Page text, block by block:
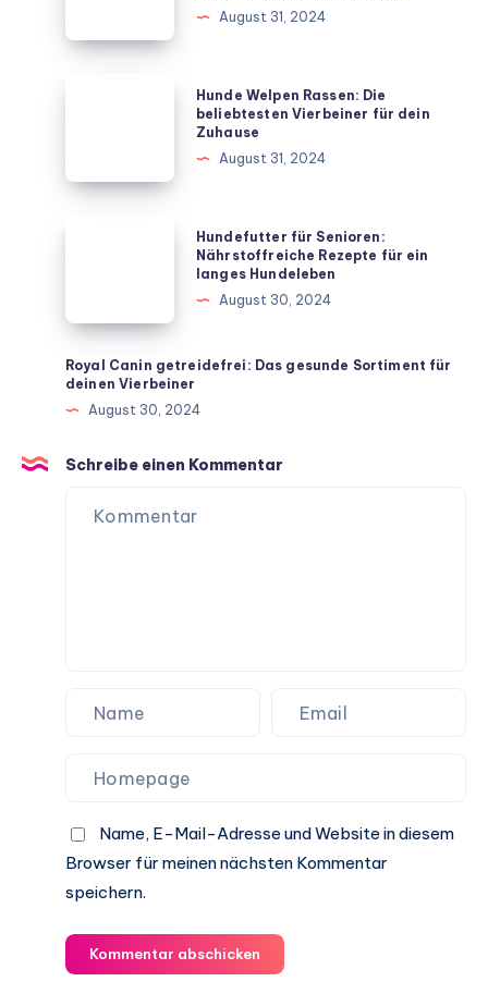
Hund
August 31, 2024
beliebtesten
Hunde Welpen Rassen: Die
beliebtesten Vierbeiner für dein
Zuhause
August 31, 2024
Rezepte
für
ein
langes
Hundefutter für Senioren:
Nährstoffreiche Rezepte für ein
langes Hundeleben
August 30, 2024
Royal Canin getreidefrei: Das gesunde Sortiment für
deinen Vierbeiner
August 30, 2024
Schreibe einen Kommentar
Name, E-Mail-Adresse und Website in diesem
Browser für meinen nächsten Kommentar
speichern.
Kommentar abschicken